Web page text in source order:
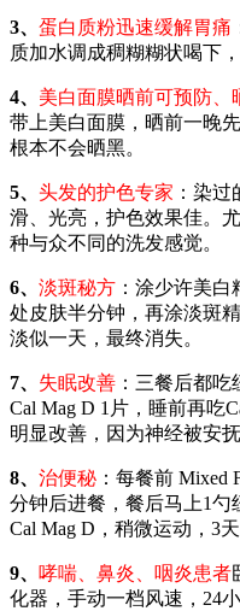
3、 蛋白质粉迅速缓解胃痛
质加水调成稠糊糊状喝下
4、 美白面膜晒前可预防、
带上美白面膜，晒前一晚
根本不会晒黑。
5、 头发的护色专家 ：染
滑、光亮，护色效果佳。
种与众不同的洗发感觉。
6、 淡斑秘方 ：涂少许美
处皮肤半分钟，再涂淡斑
淡似一天，最终消失。
7、 失眠改善 ：三餐后都吃
Cal Mag D 1片，睡前再吃
明显改善，因为神经被安抚
8、 治便秘 ：每餐前 Mixed
分钟后进餐，餐后马上1勺
Cal Mag D，稍微运动，3
9、 哮喘、鼻炎、咽炎患者
化器，手动一档风速，24